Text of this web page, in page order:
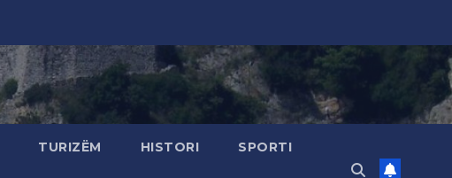
TURIZËM HISTORI SPORTI